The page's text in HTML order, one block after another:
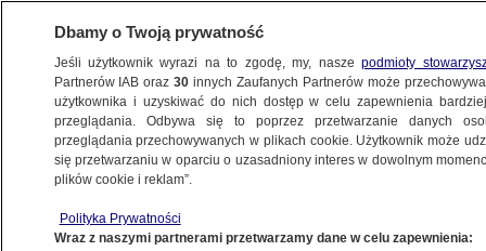
KRAKÓW
się "rodzenia w karetkach"
Dbamy o Twoją prywatność
Jeśli użytkownik wyrazi na to zgodę, my, naszepodmioty
Partnerów IAB oraz30 innych Zaufanych Partnerów może
użytkownika i uzyskiwać do nich dostęp w celu zapewnienia
przeglądania. Odbywa się to poprzez przetwarzanie danych
przeglądania przechowywanych w plikach cookie. Użytkownik może
się przetwarzaniu w oparciu o uzasadniony interes w dowolnym
plików cookie i reklam”.
Polityka Prywatności
Wraz z naszymi partnerami przetwarzamy dane w celu zapewnienia: